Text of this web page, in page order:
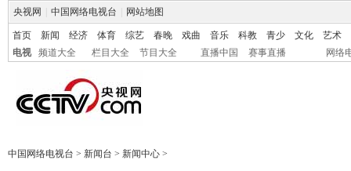
央视网 中国网络电视台 网站地图
首页 新闻 经济 体育 综艺 春晚 戏曲 音乐 科教 青少 文化
艺术
电视
频道大全 栏目大全 节目大全 直播中国 赛事直播 网络
中国网络电视台 > 新闻台 > 新闻中心 >